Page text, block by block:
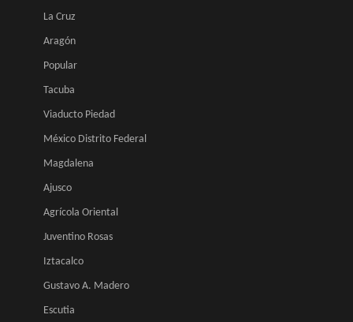
La Cruz
Aragón
Popular
Tacuba
Viaducto Piedad
México Distrito Federal
Magdalena
Ajusco
Agrícola Oriental
Juventino Rosas
Iztacalco
Gustavo A. Madero
Escutia